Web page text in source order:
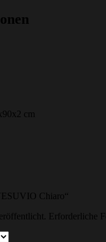
cm
Chiaro“
Erforderliche